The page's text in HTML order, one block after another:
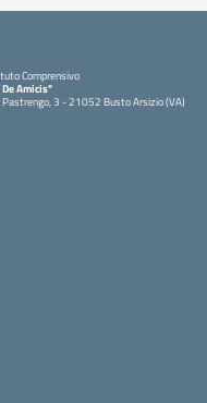
Comprensivo
Amicis"
Pastrengo, 3 - 21052 Busto Arsizio (VA)